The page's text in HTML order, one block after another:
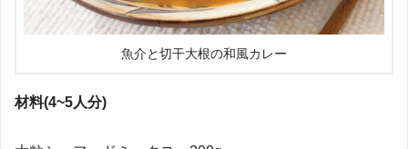
魚介と切干大根の和風カレー
材料(4~5人分)